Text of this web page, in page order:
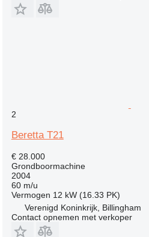
2
Beretta T21
€ 28.000
Grondboormachine
2004
60 m/u
Vermogen 12 kW (16.33 PK)
Verenigd Koninkrijk, Billingham
Contact opnemen met verkoper